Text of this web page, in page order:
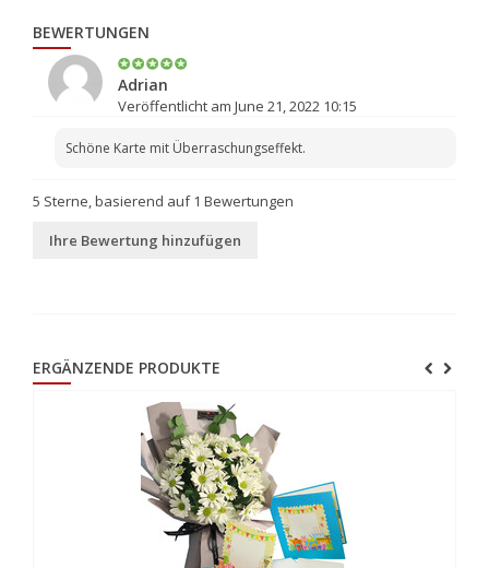
BEWERTUNGEN
Adrian
Veröffentlicht am June 21, 2022 10:15
Schöne Karte mit Überraschungseffekt.
5 Sterne, basierend auf1 Bewertungen
Ihre Bewertung hinzufügen
ERGÄNZENDE PRODUKTE